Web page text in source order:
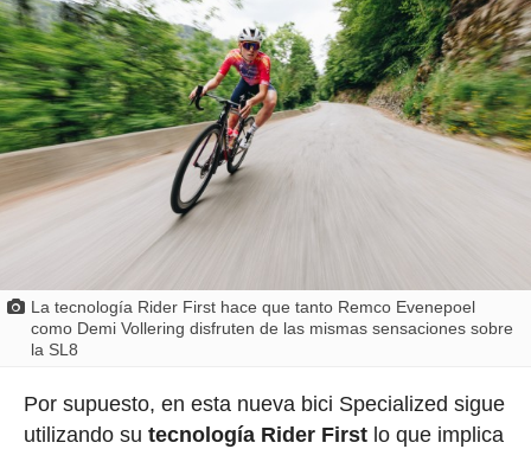
La tecnología Rider First hace que tanto Remco Evenepoel
como Demi Vollering disfruten de las mismas sensaciones sobre
la SL8
Por supuesto, en esta nueva bici Specialized sigue
utilizando su tecnología Rider Firstlo que implica